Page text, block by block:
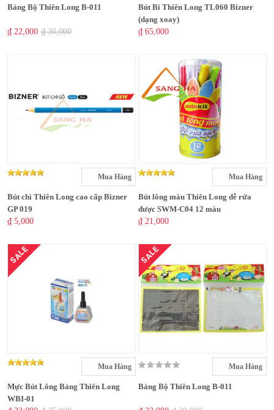
Bảng Bộ Thiên Long B-011
₫ 22,000 ₫ 30,000
Bút Bi Thiên Long TL060 Bizner
(dạng xoay)
₫ 65,000
Mua Hàng
Bút chì Thiên Long cao cấp Bizner
GP 019
₫ 5,000
Mua Hàng
Bút lông màu Thiên Long dễ rửa
được SWM-C04 12 màu
₫ 21,000
SALE
Mua Hàng
Mực Bút Lông Bảng Thiên Long
WBI-01
SALE
Mua Hàng
Bảng Bộ Thiên Long B-011